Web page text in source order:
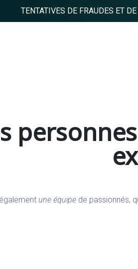
TENTATIVES DE FRAUDES ET
une équipede passionnés,